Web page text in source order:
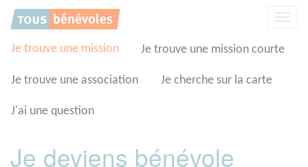
Je trouve une mission Je trouve une mission courte
Je trouve une association Je cherche sur la carte
J'ai une question
Je deviens bénévole
Panneau de gestion des cookies